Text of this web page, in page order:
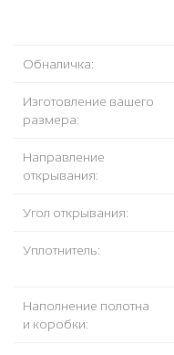
Обналичка:
Изготовление вашего
размера:
Направление
открывания:
Угол открывания:
Уплотнитель:
Наполнение полотна
и коробки: